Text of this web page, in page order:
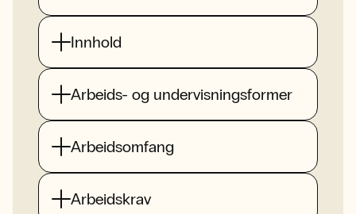
Innhold
Arbeids- og undervisningsformer
Arbeidsomfang
Arbeidskrav